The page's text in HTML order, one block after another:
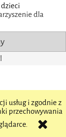
usług i zgodnie z
przechowywania
dla